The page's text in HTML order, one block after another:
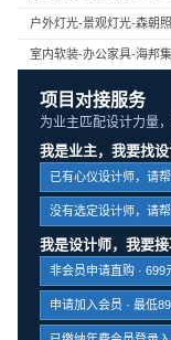
户外灯光-景观灯光-森朝
室内软装-办公家具-海邦
项目对接服务
为业主匹配设计力量
我是业主，我要找
已有心仪设计师，请
没有选定设计师，请
我是设计师，我要接
非会员申请直购 · 699
申请加入会员 · 最低